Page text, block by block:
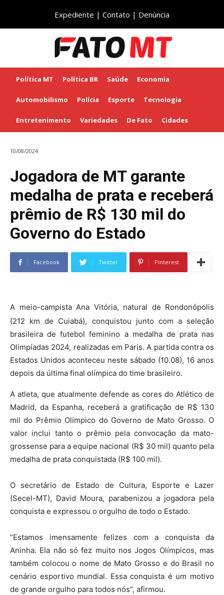
Expediente | Contato | Denúncia
Política MT Política BR Saúde Economia
Automobilismo Polícia Esporte Tecnologia
Entretenimento Variedades De Fato Cidades
10/08/2024
Jogadora de MT garante
medalha de prata e receberá
prêmio de R$ 130 mil do
Governo do Estado
Facebook Twitter Pinterest
A meio-campista Ana Vitória, natural de Rondonópolis
(212 km de Cuiabá), conquistou junto com a seleção
brasileira de futebol feminino a medalha de prata nas
Olimpíadas 2024, realizadas em Paris. A partida contra os
Estados Unidos aconteceu neste sábado (10.08), 16 anos
depois da última final olímpica do time brasileiro.
A atleta, que atualmente defende as cores do Atlético de
Madrid, da Espanha, receberá a gratificação de R$ 130
mil do Prêmio Olímpico do Governo de Mato Grosso. O
valor inclui tanto o prêmio pela convocação da mato-
grossense para a equipe nacional (R$ 30 mil) quanto pela
medalha de prata conquistada (R$ 100 mil).
O secretário de Estado de Cultura, Esporte e Lazer
(Secel-MT), David Moura, parabenizou a jogadora pela
conquista e expressou o orgulho de todo o Estado.
“Estamos imensamente felizes com a conquista da
Aninha. Ela não só fez muito nos Jogos Olímpicos, mas
também colocou o nome de Mato Grosso e do Brasil no
cenário esportivo mundial. Essa conquista é um motivo
de grande orgulho para todos nós”, afirmou.